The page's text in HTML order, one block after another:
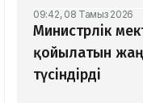
09:42, 08 Тамыз 2026
Министрлік
қойылатын
түсіндірді